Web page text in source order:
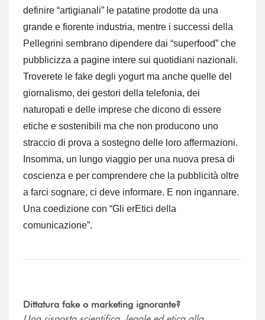
definire “artigianali” le patatine prodotte da una
grande e fiorente industria, mentre i successi della
Pellegrini sembrano dipendere dai “superfood” che
pubblicizza a pagine intere sui quotidiani nazionali.
Troverete le fake degli yogurt ma anche quelle del
giornalismo, dei gestori della telefonia, dei
naturopati e delle imprese che dicono di essere
etiche e sostenibili ma che non producono uno
straccio di prova a sostegno delle loro affermazioni.
Insomma, un lungo viaggio per una nuova presa di
coscienza e per comprendere che la pubblicità oltre
a farci sognare, ci deve informare. E non ingannare.
Una coedizione con “Gli erEtici della
comunicazione”.
Dittatura fake o marketing ignorante?